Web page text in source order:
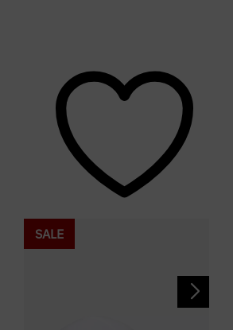
SALE